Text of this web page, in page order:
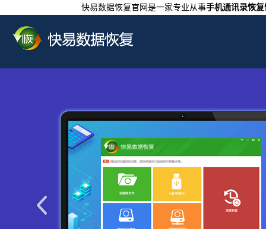
快易数据恢复官网是一家专业从事手机通讯录恢